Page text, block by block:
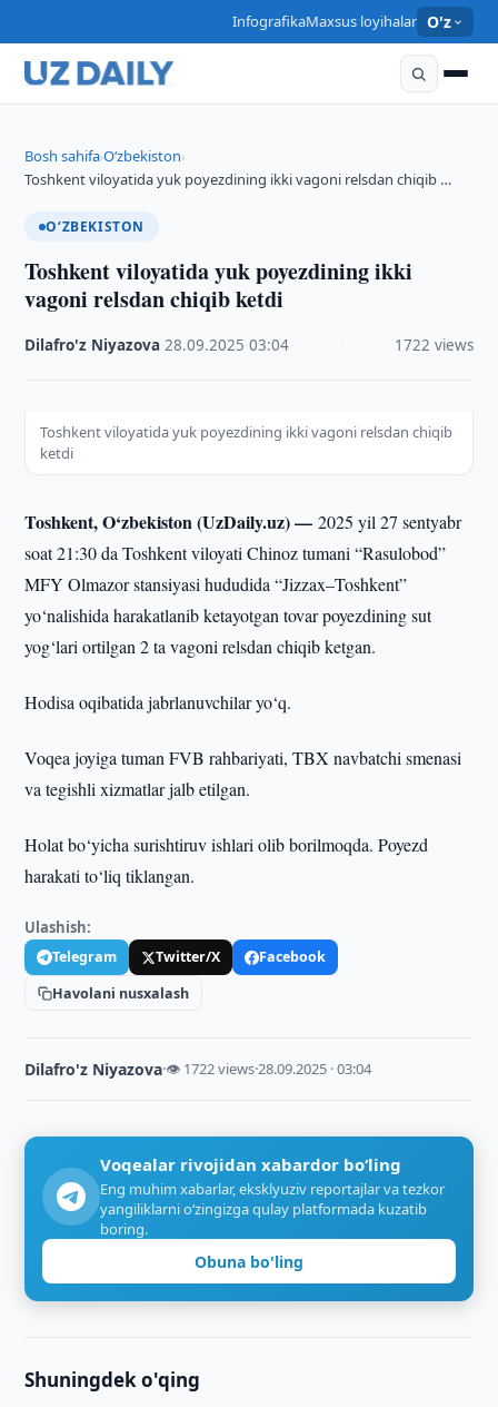
InfografikaMaxsus loyihalar O'z
Bosh sahifa›O‘zbekiston›
Toshkent viloyatida yuk poyezdining ikki vagoni relsdan chiqib …
O‘ZBEKISTON
Toshkent viloyatida yuk poyezdining ikki
vagoni relsdan chiqib ketdi
Dilafro'z Niyazova ·28.09.2025 ·03:04 1722 views
Toshkent viloyatida yuk poyezdining ikki vagoni relsdan chiqib
ketdi
Toshkent, O‘zbekiston (UzDaily.uz) —2025 yil 27 sentyabr
soat 21:30 da Toshkent viloyati Chinoz tumani “Rasulobod”
MFY Olmazor stansiyasi hududida “Jizzax–Toshkent”
yo‘nalishida harakatlanib ketayotgan tovar poyezdining sut
yog‘lari ortilgan 2 ta vagoni relsdan chiqib ketgan.
Hodisa oqibatida jabrlanuvchilar yo‘q.
Voqea joyiga tuman FVB rahbariyati, TBX navbatchi smenasi
va tegishli xizmatlar jalb etilgan.
Holat bo‘yicha surishtiruv ishlari olib borilmoqda. Poyezd
harakati to‘liq tiklangan.
Ulashish:
Telegram Twitter/X
Facebook
Havolani nusxalash
Dilafro'z Niyazova·👁 1722 views·28.09.2025 · 03:04
Voqealar rivojidan xabardor bo‘ling
Eng muhim xabarlar, eksklyuziv reportajlar va tezkor
yangiliklarni o‘zingizga qulay platformada kuzatib
boring.
Obuna bo'ling
Shuningdek o'qing